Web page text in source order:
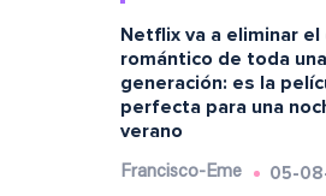
Netflix va a eliminar el
romántico de toda una
generación: es la
perfecta para una
verano
Francisco-Eme 05-